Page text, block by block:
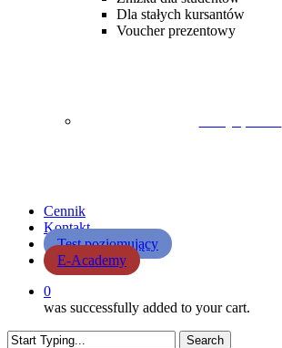
Dla stałych kursantów
Voucher prezentowy
Cennik
Kontakt
Test poziomujący
E-Academy
0
was successfully added to your cart.
Search